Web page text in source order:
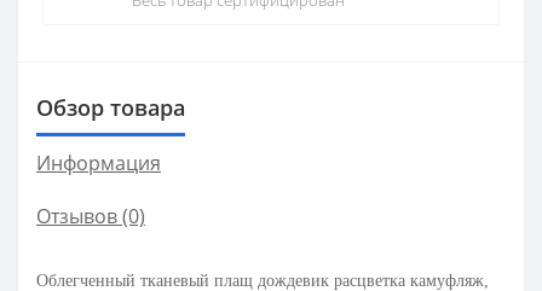
Обзор товара
Информация
Отзывов (0)
Облегченный тканевый плащ дождевик расцветка камуфляж,